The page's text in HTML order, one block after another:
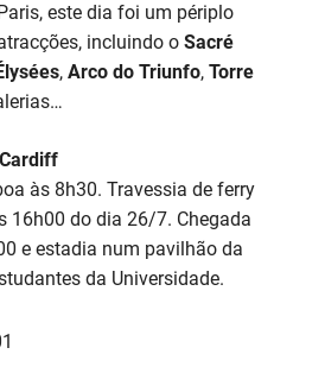
este dia foi um périplo
incluindo o Sacré
, Arco do Triunfo, Torre
às 8h30. Travessia de ferry
16h00 do dia 26/7. Chegada
e estadia num pavilhão da
da Universidade.